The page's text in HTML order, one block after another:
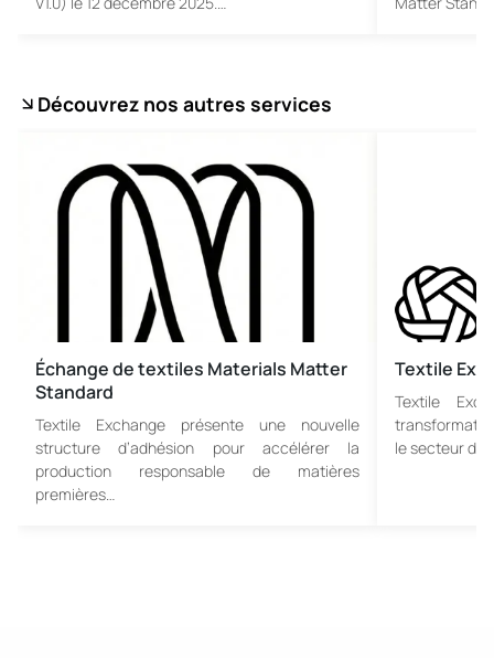
Découvrez nos autres services
Échange de textiles Materials Matter
Standard
Textile Exchange présente une nouvelle
structure d’adhésion pour accélérer la
production responsable de matières
premières…
Textile
Textile
le secteur de